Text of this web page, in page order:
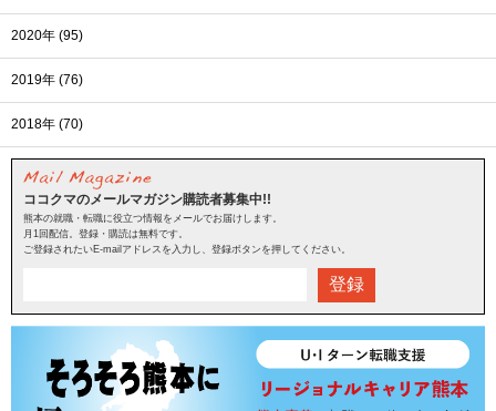
2020年 (95)
2019年 (76)
2018年 (70)
ココクマのメールマガジン購読者募集中!!
熊本の就職・転職に役立つ情報をメールでお届けします。
月1回配信。登録・購読は無料です。
ご登録されたいE-mailアドレスを入力し、登録ボタンを押してください。
登録